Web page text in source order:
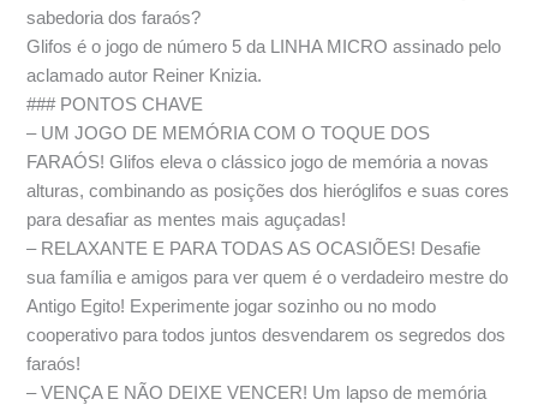
sabedoria dos faraós?
Glifos é o jogo de número 5 da LINHA MICRO assinado pelo
aclamado autor Reiner Knizia.
### PONTOS CHAVE
– UM JOGO DE MEMÓRIA COM O TOQUE DOS
FARAÓS! Glifos eleva o clássico jogo de memória a novas
alturas, combinando as posições dos hieróglifos e suas cores
para desafiar as mentes mais aguçadas!
– RELAXANTE E PARA TODAS AS OCASIÕES! Desafie
sua família e amigos para ver quem é o verdadeiro mestre do
Antigo Egito! Experimente jogar sozinho ou no modo
cooperativo para todos juntos desvendarem os segredos dos
faraós!
– VENÇA E NÃO DEIXE VENCER! Um lapso de memória